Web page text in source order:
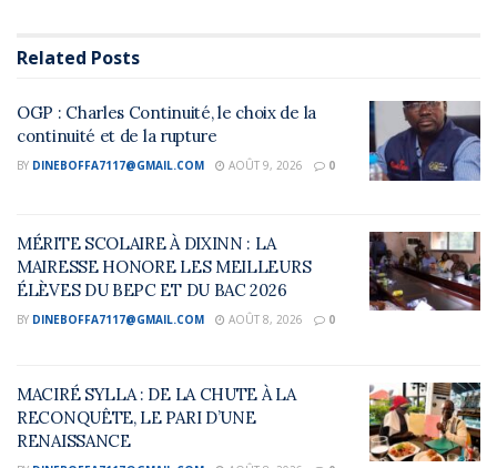
Related Posts
OGP : Charles Continuité, le choix de la
continuité et de la rupture
BY DINEBOFFA7117@GMAIL.COM AOÛT 9, 2026 0
MÉRITE SCOLAIRE À DIXINN : LA
MAIRESSE HONORE LES MEILLEURS
ÉLÈVES DU BEPC ET DU BAC 2026
BY DINEBOFFA7117@GMAIL.COM AOÛT 8, 2026 0
MACIRÉ SYLLA : DE LA CHUTE À LA
RECONQUÊTE, LE PARI D’UNE
RENAISSANCE